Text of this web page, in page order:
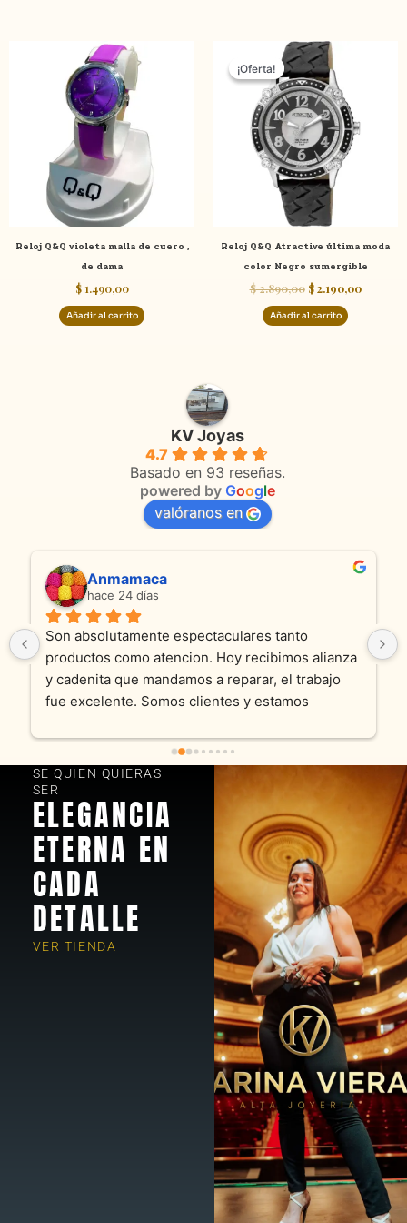
Reloj Q&Q violeta malla de cuero ,
de dama
$1.490,00
Añadir al carrito
¡Oferta!
¡Oferta!
Reloj Q&Q Atractive última moda
color Negro sumergible
$2.890,00
El
precio
original
era:
$ 2.890,00.
$2.190,00
Añadir al carrito
KV Joyas
4.7
Basado en 93 reseñas.
powered by Google
valóranos en
Anmamaca
hace 24 días
Son absolutamente espectaculares tanto
productos como atencion. Hoy recibimos alianza
y cadenita que mandamos a reparar, el trabajo
fue excelente. Somos clientes y estamos
SE QUIEN QUIERAS
SER
ELEGANCIA
ETERNA EN
CADA
DETALLE
VER TIENDA